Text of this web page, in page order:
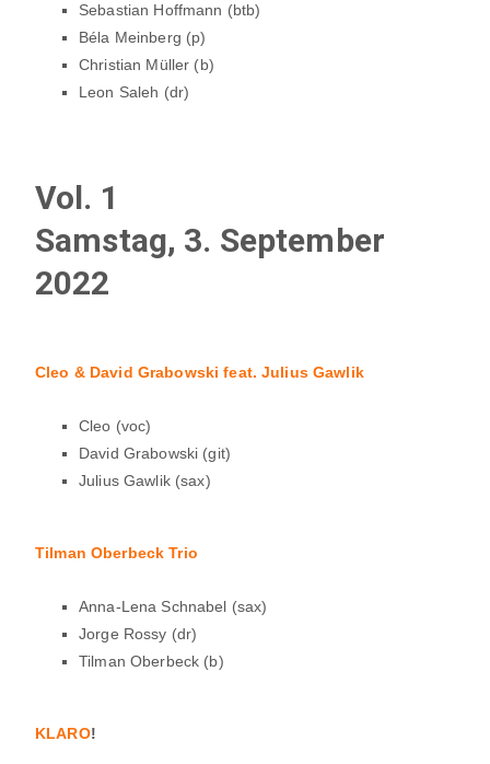
Sebastian Hoffmann (btb)
Béla Meinberg (p)
Christian Müller (b)
Leon Saleh (dr)
Vol. 1
Samstag, 3. September
2022
Cleo & David Grabowski feat. Julius Gawlik
Cleo (voc)
David Grabowski (git)
Julius Gawlik (sax)
Tilman Oberbeck Trio
Anna-Lena Schnabel (sax)
Jorge Rossy (dr)
Tilman Oberbeck (b)
KLARO!